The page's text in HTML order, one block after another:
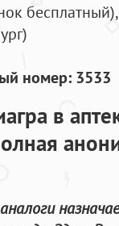
бесплатный),
номер: 3533
в